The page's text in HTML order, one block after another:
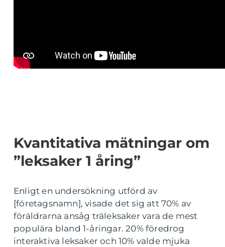
Kvantitativa mätningar om
”leksaker 1 åring”
Enligt en undersökning utförd av
[företagsnamn], visade det sig att 70% av
föräldrarna ansåg träleksaker vara de mest
populära bland 1-åringar. 20% föredrog
interaktiva leksaker och 10% valde mjuka